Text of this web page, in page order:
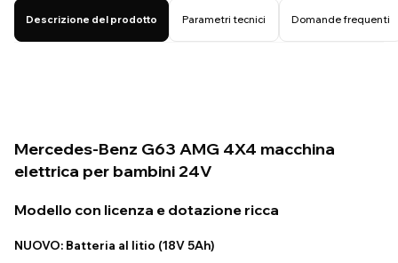
Descrizione del prodotto Parametri tecnici Domande frequenti
Mercedes-Benz G63 AMG 4X4 macchina
elettrica per bambini 24V
Modello con licenza e dotazione ricca
NUOVO: Batteria al litio (18V 5Ah)